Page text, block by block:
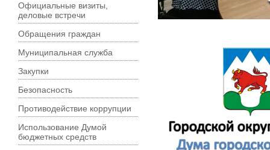
Официальные визиты,
деловые встречи
Обращения граждан
Муниципальная служба
Закупки
Безопасность
Противодействие коррупции
Использование Думой
бюджетных средств